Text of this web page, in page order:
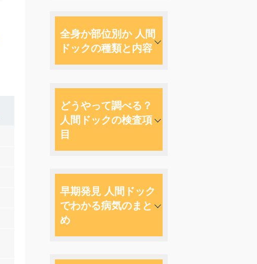
全身か部位別か 人間
ドックの種類と内容
どうやって調べる？
人間ドックの検査項
目
早期発見 人間ドック
でわかる病気のまと
め